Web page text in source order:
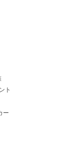
ト
ー